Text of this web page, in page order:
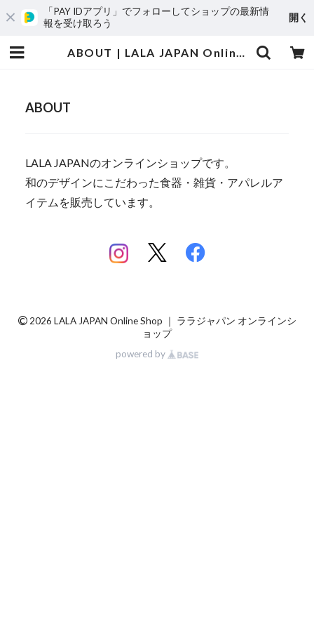
「PAY IDアプリ」でフォローしてショップの最新情
報を受け取ろう
開く
ABOUT | LALA JAPAN Online Shop ｜ ララジャパン オンラインショップ
ABOUT
LALA JAPANのオンラインショップです。
和のデザインにこだわった食器・雑貨・アパレルア
イテムを販売しています。
©2026 LALA JAPAN Online Shop ｜ ララジャパン オンラインシ
ョップ
powered by